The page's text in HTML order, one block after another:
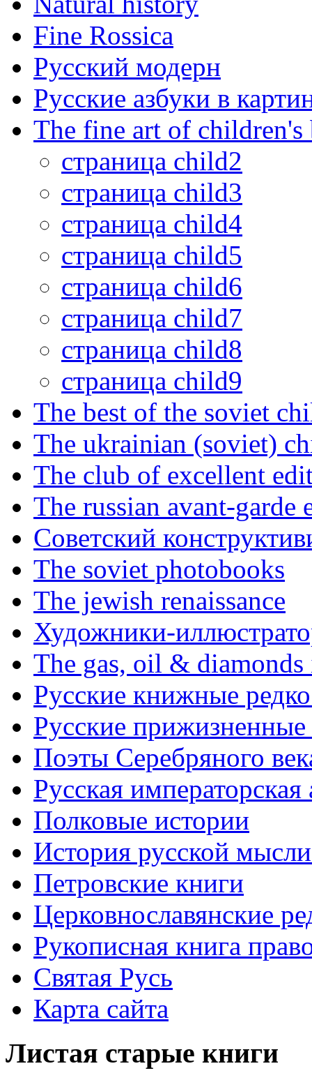
Fine Rossica
Русский модерн
Русские азбуки в
The fine art of
страница child2
страница child3
страница child4
страница child5
страница child6
страница child7
страница child8
страница child9
The best of the soviet
The ukrainian (soviet)
The club of excellent
The russian avant-garde
Советский
The soviet photobooks
The jewish renaissance
Художники-
The gas, oil & diamonds
Русские книжные
Русские прижизненные
Поэты Серебряного
Русская
Полковые истории
История русской
Петровские книги
Церковнославянские
Рукописная книга
Святая Русь
Карта сайта
Листая старые книги